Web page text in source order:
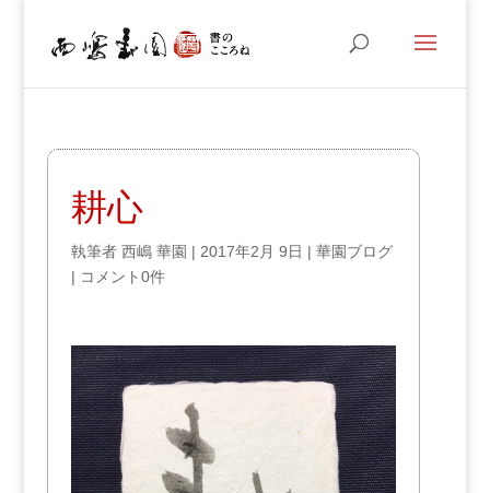
耕心
執筆者 西嶋 華園 | 2017年2月 9日 | 華園ブログ
| コメント0件